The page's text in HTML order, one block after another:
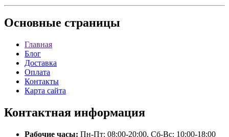
Основные страницы
Главная
Блог
Доставка
Оплата
Контакты
Карта сайта
Контактная информация
Рабочие часы: Пн-Пт: 08:00-20:00, Сб-Вс: 10:00-18:00